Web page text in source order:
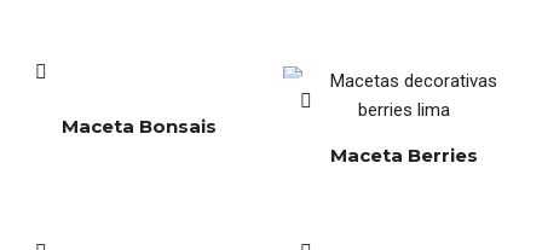
Maceta Bonsais
Maceta Berries